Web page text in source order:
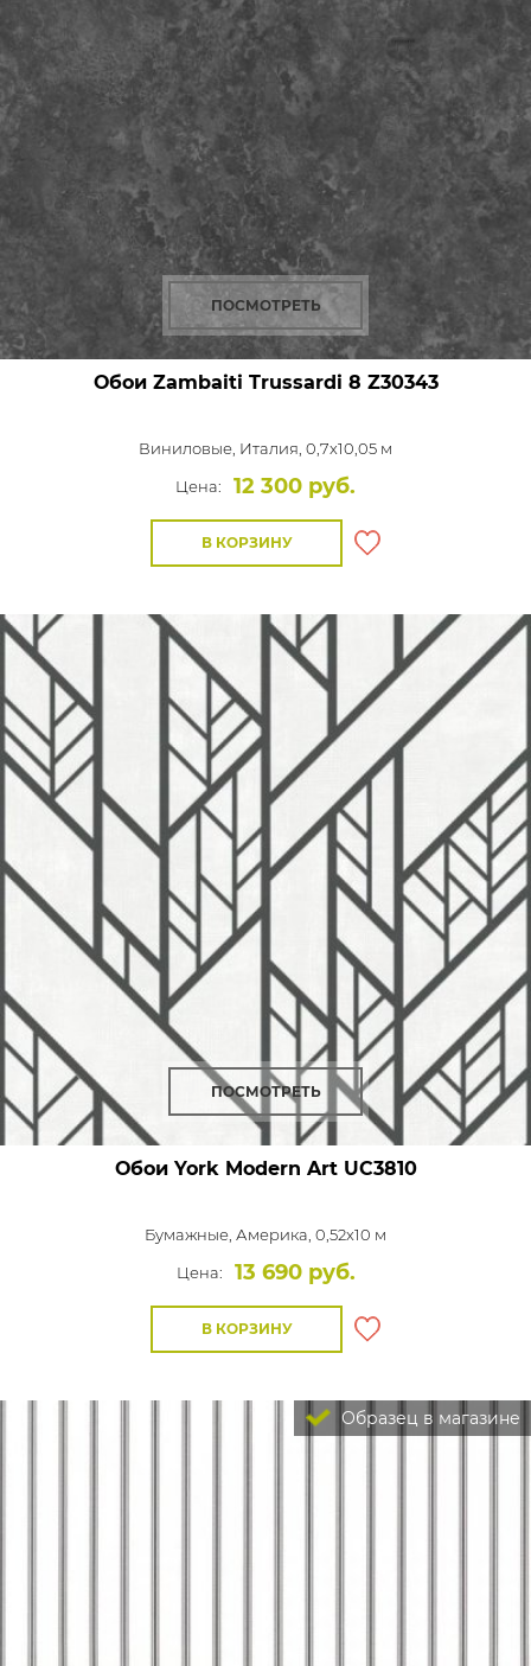
ПОСМОТРЕТЬ
Обои Zambaiti Trussardi 8 Z30343
Виниловые, Италия, 0,7x10,05 м
Цена:
12 300 руб.
В КОРЗИНУ
ПОСМОТРЕТЬ
Обои York Modern ArtUC3810
Бумажные, Америка, 0,52x10 м
Цена:
13 690 руб.
В КОРЗИНУ
Образец в магазине